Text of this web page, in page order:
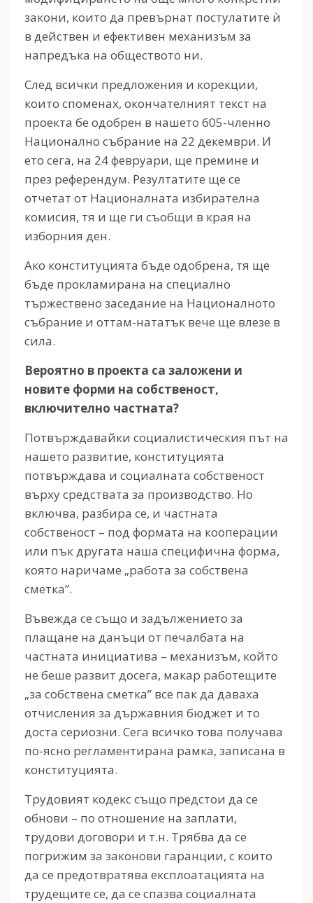
закони, които да превърнат постулатите ѝ
в действен и ефективен механизъм за
напредъка на обществото ни.
След всички предложения и корекции,
които споменах, окончателният текст на
проекта бе одобрен в нашето 605-членно
Национално събрание на 22 декември. И
ето сега, на 24 февруари, ще премине и
през референдум. Резултатите ще се
отчетат от Националната избирателна
комисия, тя и ще ги съобщи в края на
изборния ден.
Ако конституцията бъде одобрена, тя ще
бъде прокламирана на специално
тържествено заседание на Националното
събрание и оттам-нататък вече ще влезе в
сила.
Вероятно в проекта са заложени и
новите форми на собственост,
включително частната?
Потвърждавайки социалистическия път на
нашето развитие, конституцията
потвърждава и социалната собственост
върху средствата за производство. Но
включва, разбира се, и частната
собственост – под формата на кооперации
или пък другата наша специфична форма,
която наричаме „работа за собствена
сметка”.
Въвежда се също и задължението за
плащане на данъци от печалбата на
частната инициатива – механизъм, който
не беше развит досега, макар работещите
„за собствена сметка” все пак да даваха
отчисления за държавния бюджет и то
доста сериозни. Сега всичко това получава
по-ясно регламентирана рамка, записана в
конституцията.
Трудовият кодекс също предстои да се
обнови – по отношение на заплати,
трудови договори и т.н. Трябва да се
погрижим за законови гаранции, с които
да се предотвратява експлоатацията на
трудещите се, да се спазва социалната